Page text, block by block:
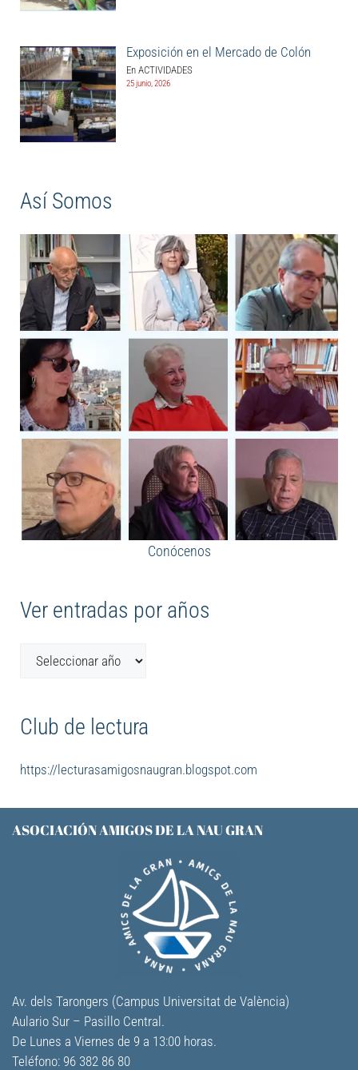
Exposición en el Mercado de Colón
En ACTIVIDADES
25 junio, 2026
Así Somos
Conócenos
Ver entradas por años
Club de lectura
https://lecturasamigosnaugran.blogspot.com
ASOCIACIÓN AMIGOS DE LA NAU GRAN
Av. dels Tarongers (Campus Universitat de València)
Aulario Sur – Pasillo Central.
De Lunes a Viernes de 9 a 13:00 horas.
Teléfono: 96 382 86 80